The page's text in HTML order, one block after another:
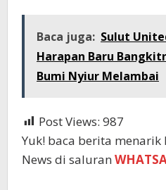
Baca juga: Sulut
Harapan Baru
Bumi Nyiur Melambai
Post Views: 987
Yuk! baca berita
News di saluran